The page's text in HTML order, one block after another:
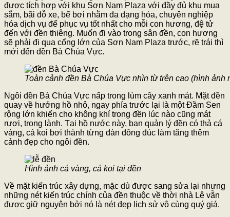
được tích hợp với khu Sơn Nam Plaza với đầy đủ khu mua
sắm, bãi đỗ xe, bể bơi nhằm đa dạng hóa, chuyên nghiệp
hóa dịch vụ để phục vụ tốt nhất cho mỗi con hương, đệ tử
đến với đền thiêng. Muốn đi vào trong sân đền, con hương
sẽ phải đi qua cổng lớn của Sơn Nam Plaza trước, rẽ trái thì
mới đến đền Bà Chúa Vực.
Toàn cảnh đền Bà Chúa Vực nhìn từ trên cao (hình ảnh
Ngôi đền Bà Chúa Vực nấp trong lùm cây xanh mát. Mặt đền
quay về hướng hồ nhỏ, ngay phía trước lại là một Đầm Sen
rộng lớn khiến cho không khí trong đền lúc nào cũng mát
rượi, trong lành. Tại hồ nước này, ban quản lý đền có thả cá
vàng, cá koi bơi thành từng đàn đông đúc làm tăng thêm
cảnh đẹp cho ngôi đền.
Hình ảnh cá vàng, cá koi tại đền
Về mặt kiến trúc xây dựng, mặc dù được sang sửa lại nhưng
những nét kiến trúc chính của đền thuộc về thời nhà Lê vẫn
được giữ nguyên bởi nó là nét đẹp lịch sử vô cùng quý giá.